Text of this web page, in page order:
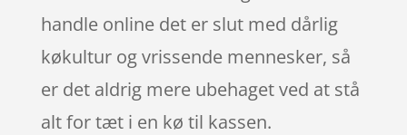
handle online det er slut med dårlig
køkultur og vrissende mennesker, så
er det aldrig mere ubehaget ved at stå
alt for tæt i en kø til kassen.